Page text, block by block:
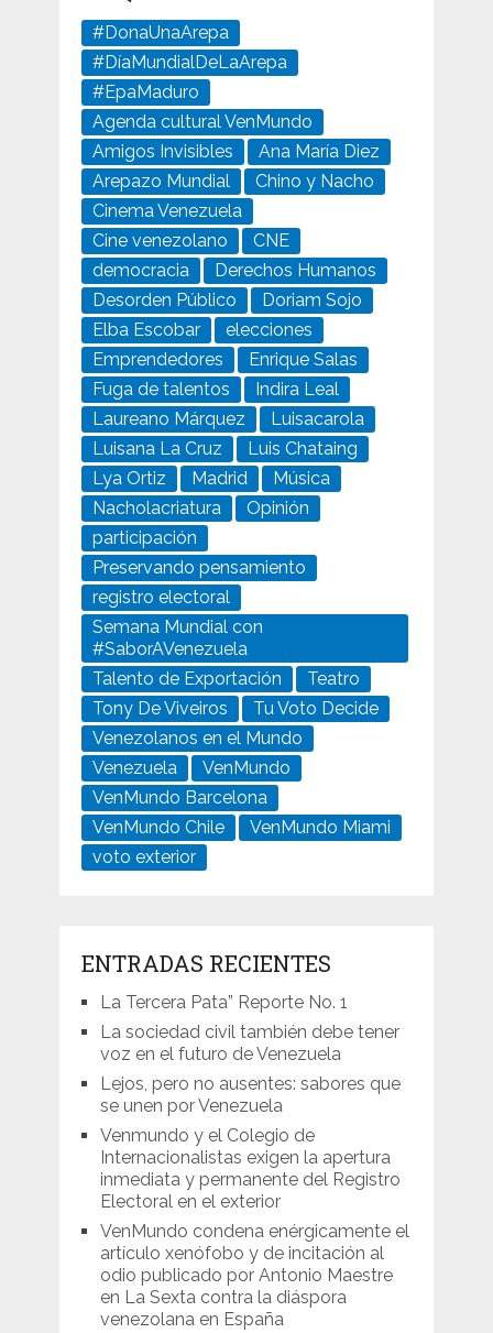
#DonaUnaArepa
#DíaMundialDeLaArepa
#EpaMaduro
Agenda cultural VenMundo
Amigos Invisibles
Ana María Diez
Arepazo Mundial
Chino y Nacho
Cinema Venezuela
Cine venezolano
CNE
democracia
Derechos Humanos
Desorden Público
Doriam Sojo
Elba Escobar
elecciones
Emprendedores
Enrique Salas
Fuga de talentos
Indira Leal
Laureano Márquez
Luisacarola
Luisana La Cruz
Luis Chataing
Lya Ortiz
Madrid
Música
Nacholacriatura
Opinión
participación
Preservando pensamiento
registro electoral
Semana Mundial con
#SaborAVenezuela
Talento de Exportación
Teatro
Tony De Viveiros
Tu Voto Decide
Venezolanos en el Mundo
Venezuela
VenMundo
VenMundo Barcelona
VenMundo Chile
VenMundo Miami
voto exterior
ENTRADAS RECIENTES
La Tercera Pata” Reporte No. 1
La sociedad civil también debe tener
voz en el futuro de Venezuela
Lejos, pero no ausentes: sabores que
se unen por Venezuela
Venmundo y el Colegio de
Internacionalistas exigen la apertura
inmediata y permanente del Registro
Electoral en el exterior
VenMundo condena enérgicamente el
artículo xenófobo y de incitación al
odio publicado por Antonio Maestre
en La Sexta contra la diáspora
venezolana en España